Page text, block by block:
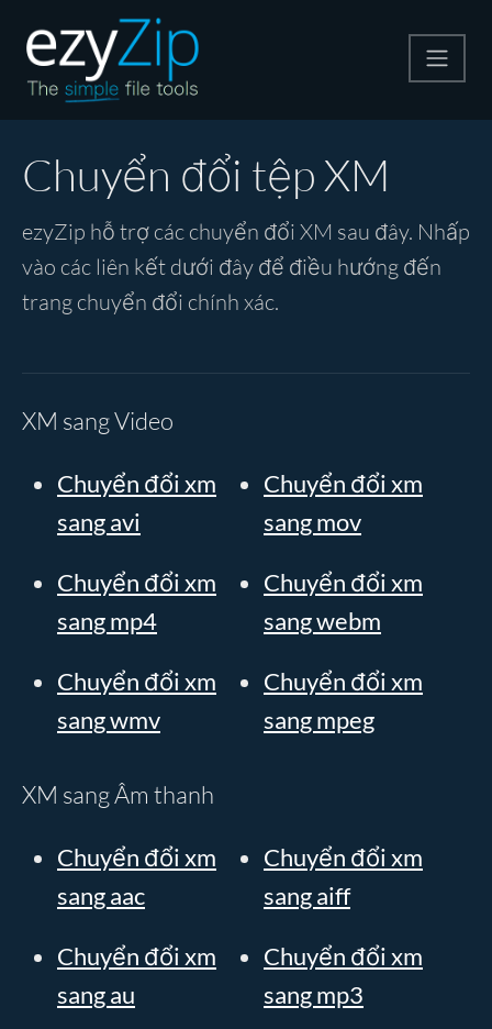
Công cụ chuyển đổi
Chuyển đổi tệp XM
ezyZip hỗ trợ các chuyển đổi XM sau đây. Nhấp
vào các liên kết dưới đây để điều hướng đến
trang chuyển đổi chính xác.
XM sang Video
Chuyển đổi xm
sang avi
Chuyển đổi xm
sang mov
Chuyển đổi xm
sang mp4
Chuyển đổi xm
sang webm
Chuyển đổi xm
sang wmv
Chuyển đổi xm
sang mpeg
XM sang Âm thanh
Chuyển đổi xm
sang aac
Chuyển đổi xm
sang aiff
Chuyển đổi xm
sang au
Chuyển đổi xm
sang mp3